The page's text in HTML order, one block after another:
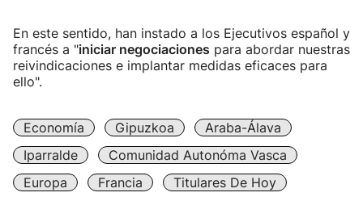
En este sentido, han instado a los Ejecutivos español y
francés a "iniciar negociaciones para abordar nuestras
reivindicaciones e implantar medidas eficaces para
ello".
Economía Gipuzkoa
Araba-Álava
Iparralde
Comunidad Autonóma Vasca
Europa
Francia
Titulares De Hoy